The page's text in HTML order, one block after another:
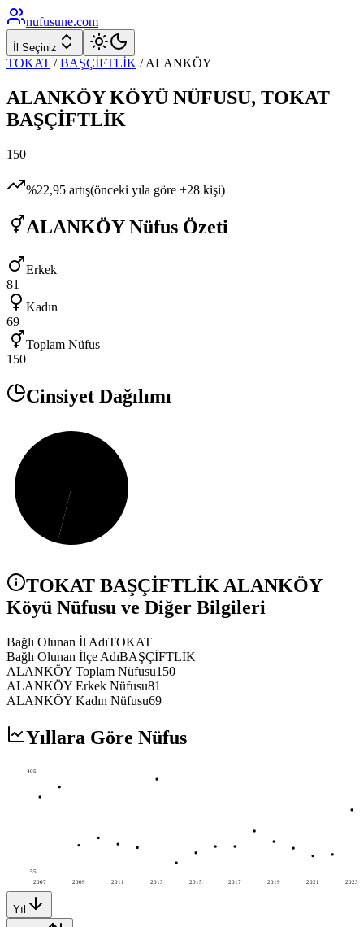
nufusune.com
İl Seçiniz
TOKAT / BAŞÇİFTLİK /ALANKÖY
ALANKÖYKÖYÜ NÜFUSU, TOKAT
BAŞÇİFTLİK
150
%22,95 artış(önceki yıla göre +28 kişi)
ALANKÖYNüfus Özeti
Erkek
81
Kadın
69
Toplam Nüfus
150
Cinsiyet Dağılımı
TOKAT BAŞÇİFTLİKALANKÖY
Köyü Nüfusu ve Diğer Bilgileri
Bağlı Olunan İl AdıTOKAT
Bağlı Olunan İlçe AdıBAŞÇİFTLİK
ALANKÖY Toplam Nüfusu150
ALANKÖY Erkek Nüfusu81
ALANKÖY Kadın Nüfusu69
Yıllara Göre Nüfus
2007 2009 2011 2013 2015 2017 2019 2021 2023
405
55
Yıl